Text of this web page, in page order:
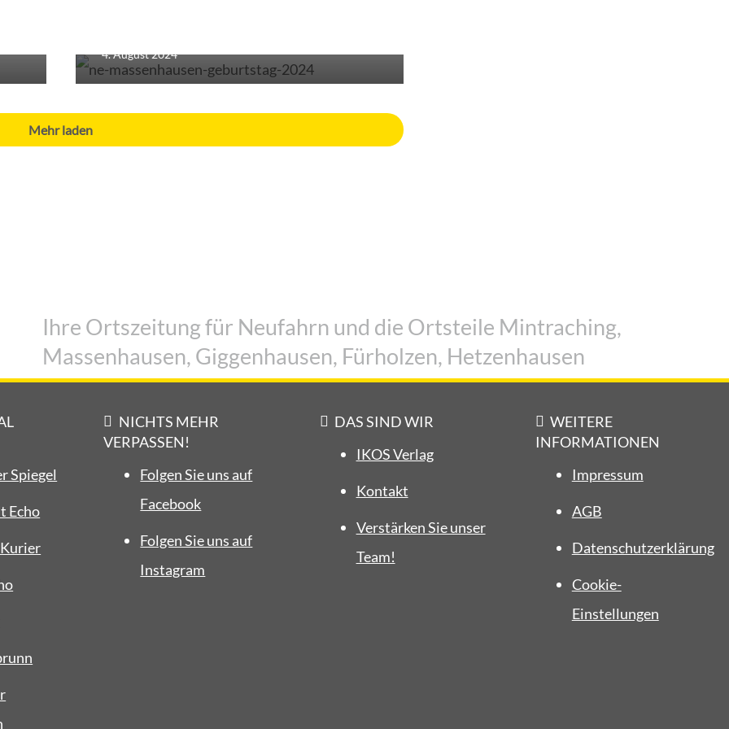
4. August 2024
Mehr laden
Vereine
Ihre Ortszeitung für Neufahrn und die Ortsteile Mintraching,
Massenhausen, Giggenhausen, Fürholzen, Hetzenhausen
Spiegel
Echo
NICHTS MEHR
VERPASSEN!
Folgen Sie uns auf
Facebook
Folgen Sie uns auf
Instagram
DAS SIND WIR
IKOS Verlag
Kontakt
Verstärken Sie unser
Team!
WEITERE
INFORMATIONEN
Impressum
AGB
Datenschutzerklärung
Cookie-
Einstellungen